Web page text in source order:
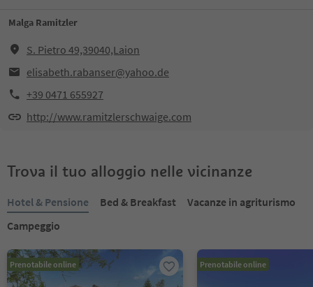
Malga Ramitzler
S. Pietro 49,39040,Laion
elisabeth.rabanser@yahoo.de
+39 0471 655927
http://www.ramitzlerschwaige.com
Trova il tuo alloggio nelle vicinanze
Hotel & Pensione Bed & Breakfast
Vacanze in agriturismo
Campeggio
Prenotabile online Prenotabile online